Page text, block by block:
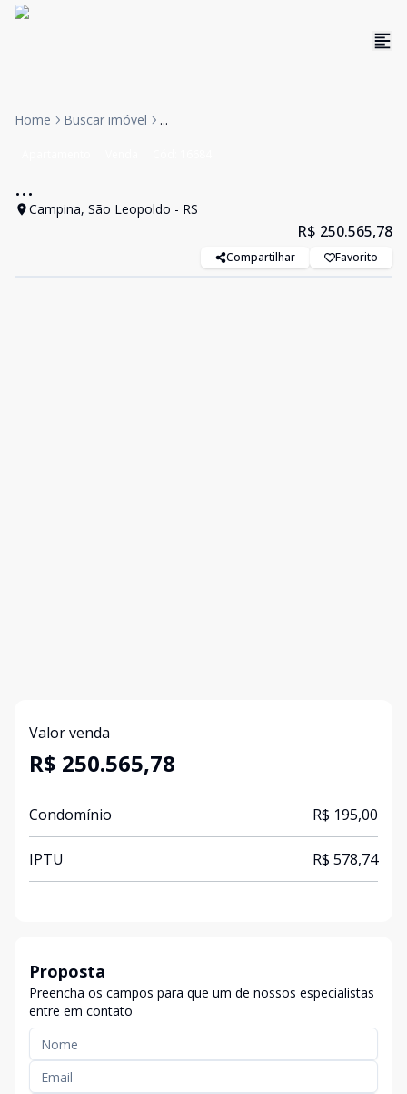
Home Buscar imóvel ...
...
Campina, São Leopoldo - RS
R$ 250.565,78
Compartilhar Favorito
Valor venda
R$ 250.565,78
Condomínio R$ 195,00
IPTU R$ 578,74
Proposta
Preencha os campos para que um de nossos especialistas
entre em contato